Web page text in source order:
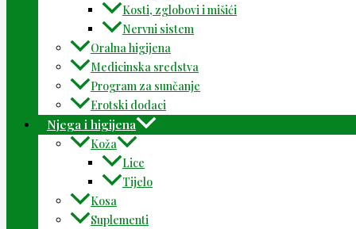
Kosti, zglobovi i mišići
Nervni sistem
Oralna higijena
Medicinska sredstva
Program za sunčanje
Erotski dodaci
Njega i higijena
Koža
Lice
Tijelo
Kosa
Suplementi